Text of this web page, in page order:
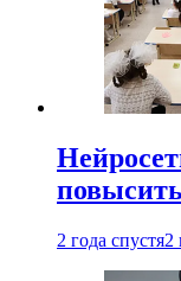
2 года спустя2